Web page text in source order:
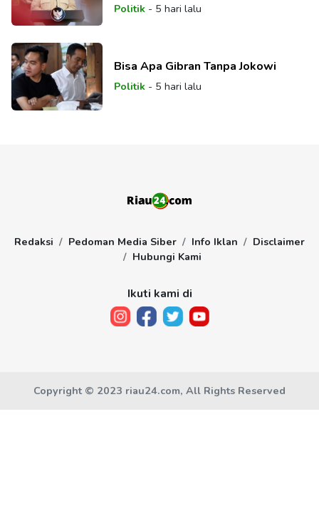
Politik- 5 hari lalu
Bisa Apa Gibran Tanpa Jokowi
Politik- 5 hari lalu
Redaksi Pedoman Media Siber Info Iklan
Disclaimer
Hubungi Kami
Ikuti kami di
Copyright © 2023 riau24.com, All Rights Reserved